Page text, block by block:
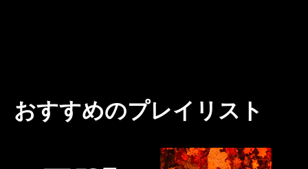
おすすめのプレイリスト